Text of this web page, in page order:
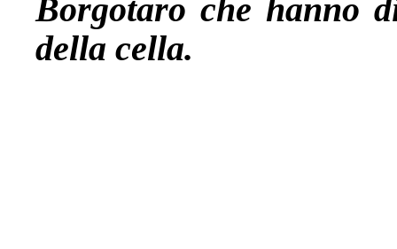
Borgotaro che hanno
della cella.